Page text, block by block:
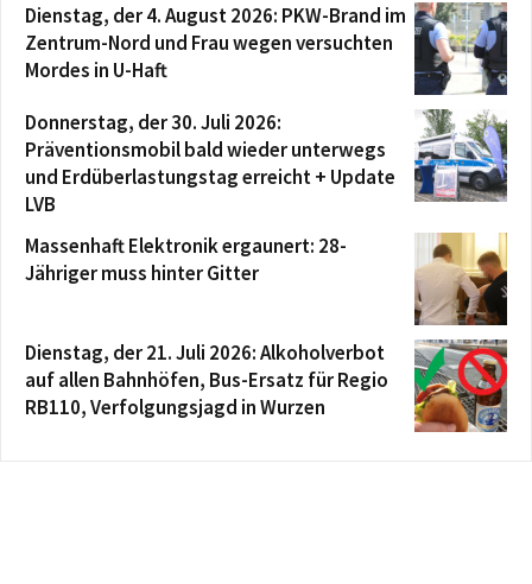
Dienstag, der 4. August 2026: PKW-Brand im
Zentrum-Nord und Frau wegen versuchten
Mordes in U-Haft
Donnerstag, der 30. Juli 2026:
Präventionsmobil bald wieder unterwegs
und Erdüberlastungstag erreicht + Update
LVB
Massenhaft Elektronik ergaunert: 28-
Jähriger muss hinter Gitter
Dienstag, der 21. Juli 2026: Alkoholverbot
auf allen Bahnhöfen, Bus-Ersatz für Regio
RB110, Verfolgungsjagd in Wurzen